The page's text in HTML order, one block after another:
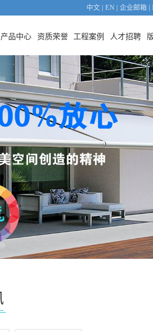
中文 EN 企业邮箱
产品中心 资质荣誉 工程案例 人才招聘